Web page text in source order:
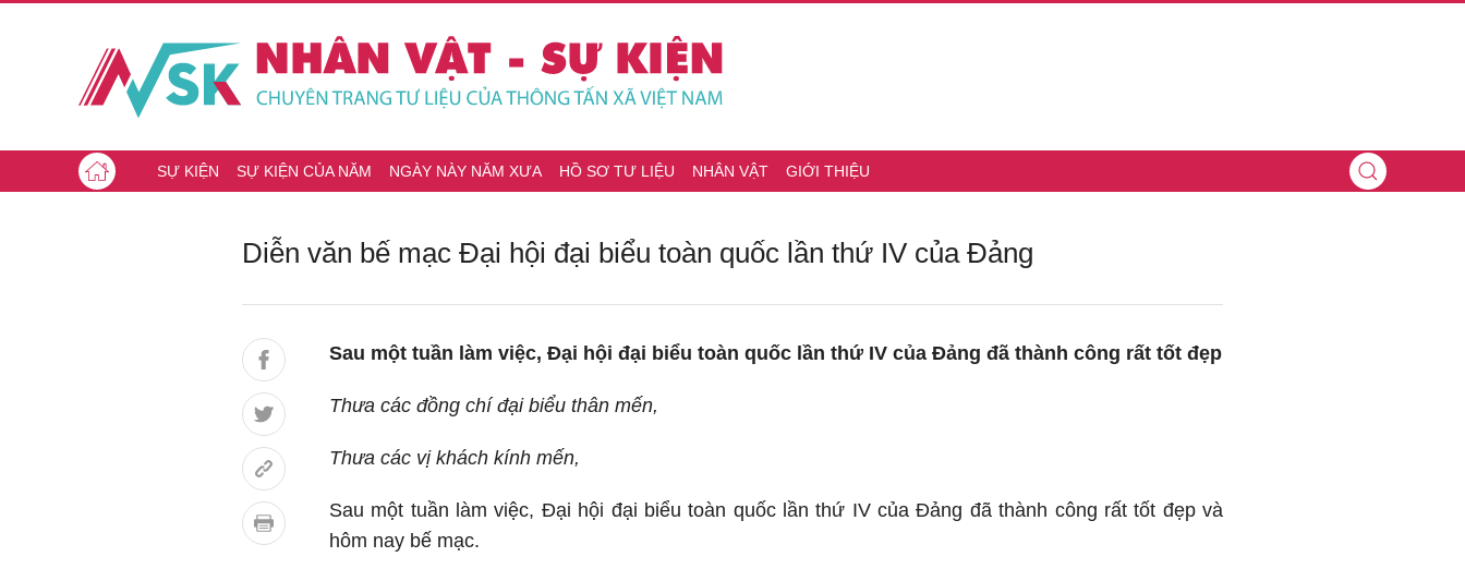
SỰ KIỆN SỰ KIỆN CỦA NĂM NGÀY NÀY NĂM XƯA HỒ SƠ TƯ LIỆU NHÂN VẬT GIỚI THIỆU
Diễn văn bế mạc Đại hội đại biểu toàn quốc lần thứ IV của Đảng
Sau một tuần làm việc, Đại hội đại biểu toàn quốc lần thứ IV của Đảng đã thành công rất tốt đẹp
Thưa các đồng chí đại biểu thân mến,
Thưa các vị khách kính mến,
Sau một tuần làm việc, Đại hội đại biểu toàn quốc lần thứ IV của Đảng đã thành công rất tốt đẹp và
hôm nay bế mạc.